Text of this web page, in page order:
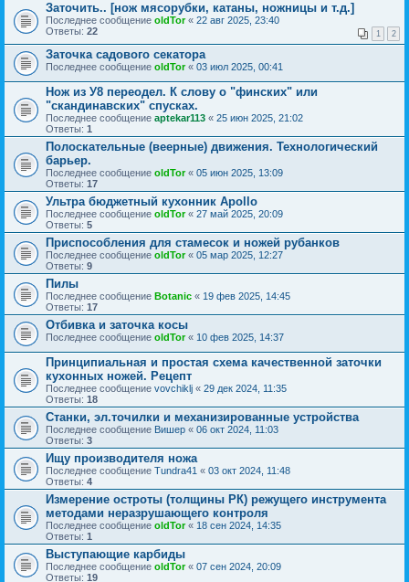
Заточить.. [нож мясорубки, катаны, ножницы и т.д.]
Последнее сообщение oldTor« 22 авг 2025, 23:40
Ответы: 22 1 2
Заточка садового секатора
Последнее сообщение oldTor« 03 июл 2025, 00:41
Нож из У8 переодел. К слову о "финских" или
"скандинавских" спусках.
Последнее сообщение aptekar113 « 25 июн 2025, 21:02
Ответы: 1
Полоскательные (веерные) движения. Технологический
барьер.
Последнее сообщение oldTor« 05 июн 2025, 13:09
Ответы: 17
Ультра бюджетный кухонник Apollo
Последнее сообщение oldTor« 27 май 2025, 20:09
Ответы: 5
Приспособления для стамесок и ножей рубанков
Последнее сообщение oldTor« 05 мар 2025, 12:27
Ответы: 9
Пилы
Последнее сообщение Botanic « 19 фев 2025, 14:45
Ответы: 17
Отбивка и заточка косы
Последнее сообщение oldTor« 10 фев 2025, 14:37
Принципиальная и простая схема качественной заточки
кухонных ножей. Рецепт
Последнее сообщение vovchiklj « 29 дек 2024, 11:35
Ответы: 18
Станки, эл.точилки и механизированные устройства
Последнее сообщение Вишер « 06 окт 2024, 11:03
Ответы: 3
Ищу производителя ножа
Последнее сообщение Tundra41 « 03 окт 2024, 11:48
Ответы: 4
Измерение остроты (толщины РК) режущего инструмента
методами неразрушающего контроля
Последнее сообщение oldTor« 18 сен 2024, 14:35
Ответы: 1
Выступающие карбиды
Последнее сообщение oldTor« 07 сен 2024, 20:09
Ответы: 19